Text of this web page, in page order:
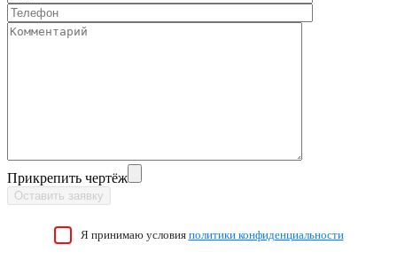
Прикрепить чертёж
Я принимаю условия политики конфиденциальности